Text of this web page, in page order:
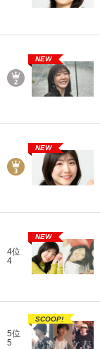
NEW
NEW
4位
4
NEW
5位
5
SCOOP!